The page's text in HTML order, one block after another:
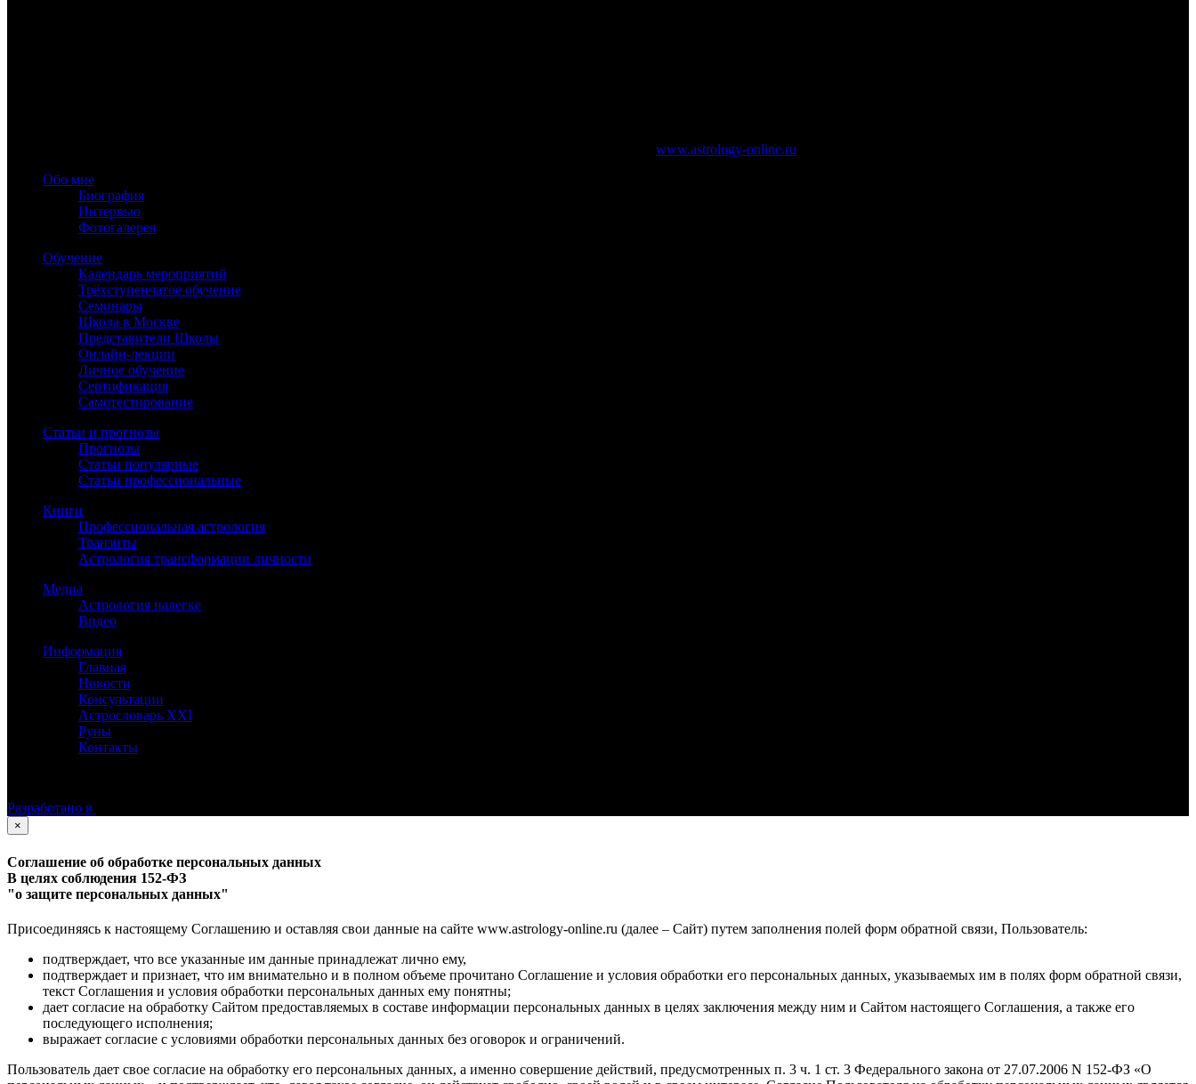
www.astrology-online.ru
Обо мне
Биография
Интервью
Фотогалерея
Обучение
Календарь мероприятий
Трёхступенчатое обучение
Семинары
Школа в Москве
Представители Школы
Онлайн-лекции
Личное обучение
Сертификация
Самотестирование
Статьи и прогнозы
Прогнозы
Статьи популярные
Статьи профессиональные
Книги
Профессиональная астрология
Транзиты
Астрология трансформации личности
Медиа
Астрология налегке
Видео
Информация
Главная
Новости
Консультации
Астрословарь XXI
Руны
Контакты
Разработано в
×
Соглашение об обработке персональных данных
В целях соблюдения 152-ФЗ
"о защите персональных данных"
Присоединяясь к настоящему Соглашению и оставляя свои данные на сайте www.astrology-online.ru (далее – Сайт) путем заполнения полей форм обратной связи, Пользователь:
подтверждает, что все указанные им данные принадлежат лично ему,
подтверждает и признает, что им внимательно и в полном объеме прочитано Соглашение и условия обработки его персональных данных, указываемых им в полях форм обратной связи,
текст Соглашения и условия обработки персональных данных ему понятны;
дает согласие на обработку Сайтом предоставляемых в составе информации персональных данных в целях заключения между ним и Сайтом настоящего Соглашения, а также его
последующего исполнения;
выражает согласие с условиями обработки персональных данных без оговорок и ограничений.
Пользователь дает свое согласие на обработку его персональных данных, а именно совершение действий, предусмотренных п. 3 ч. 1 ст. 3 Федерального закона от 27.07.2006 N 152-ФЗ «О